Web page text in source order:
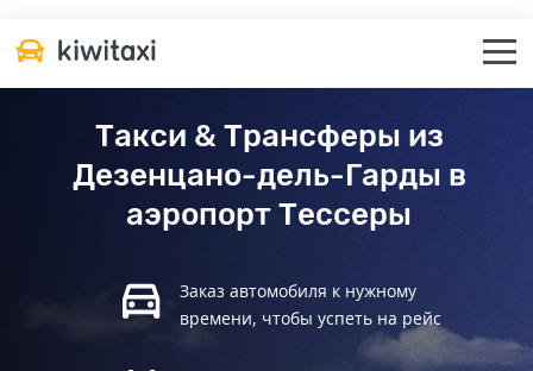
Такси & Трансферы из
Дезенцано-дель-Гарды в
аэропорт Тессеры
Заказ автомобиля к нужному
времени, чтобы успеть на рейс